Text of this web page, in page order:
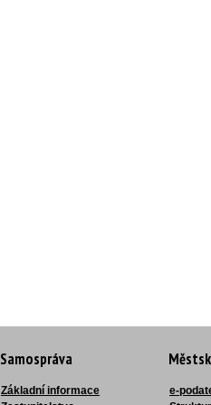
Samospráva
Základní informace
e-